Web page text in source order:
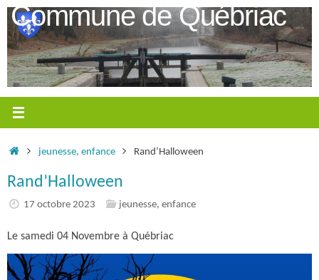
Passer
contenu
Commune de Québriac
Accueiljeunesse, enfance Rand’Halloween
Rand’Halloween
17 octobre 2023 jeunesse, enfance
Le samedi 04 Novembre à Québriac